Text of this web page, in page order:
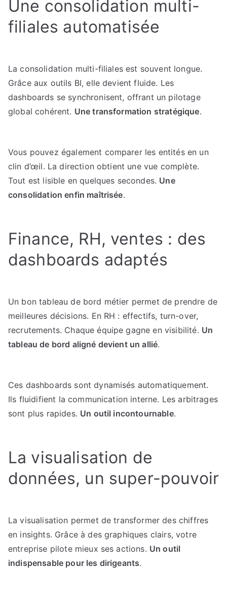
Une consolidation multi-
filiales automatisée
La consolidation multi-filiales est souvent longue.
Grâce aux outils BI, elle devient fluide. Les
dashboards se synchronisent, offrant un pilotage
global cohérent. Une transformation stratégique.
Vous pouvez également comparer les entités en un
clin d’œil. La direction obtient une vue complète.
Tout est lisible en quelques secondes. Une
consolidation enfin maîtrisée.
Finance, RH, ventes : des
dashboards adaptés
Un bon tableau de bord métier permet de prendre de
meilleures décisions. En RH : effectifs, turn-over,
recrutements. Chaque équipe gagne en visibilité. Un
tableau de bord aligné devient un allié.
Ces dashboards sont dynamisés automatiquement.
Ils fluidifient la communication interne. Les arbitrages
sont plus rapides. Un outil incontournable.
La visualisation de
données, un super-pouvoir
La visualisation permet de transformer des chiffres
en insights. Grâce à des graphiques clairs, votre
entreprise pilote mieux ses actions. Un outil
indispensable pour les dirigeants.